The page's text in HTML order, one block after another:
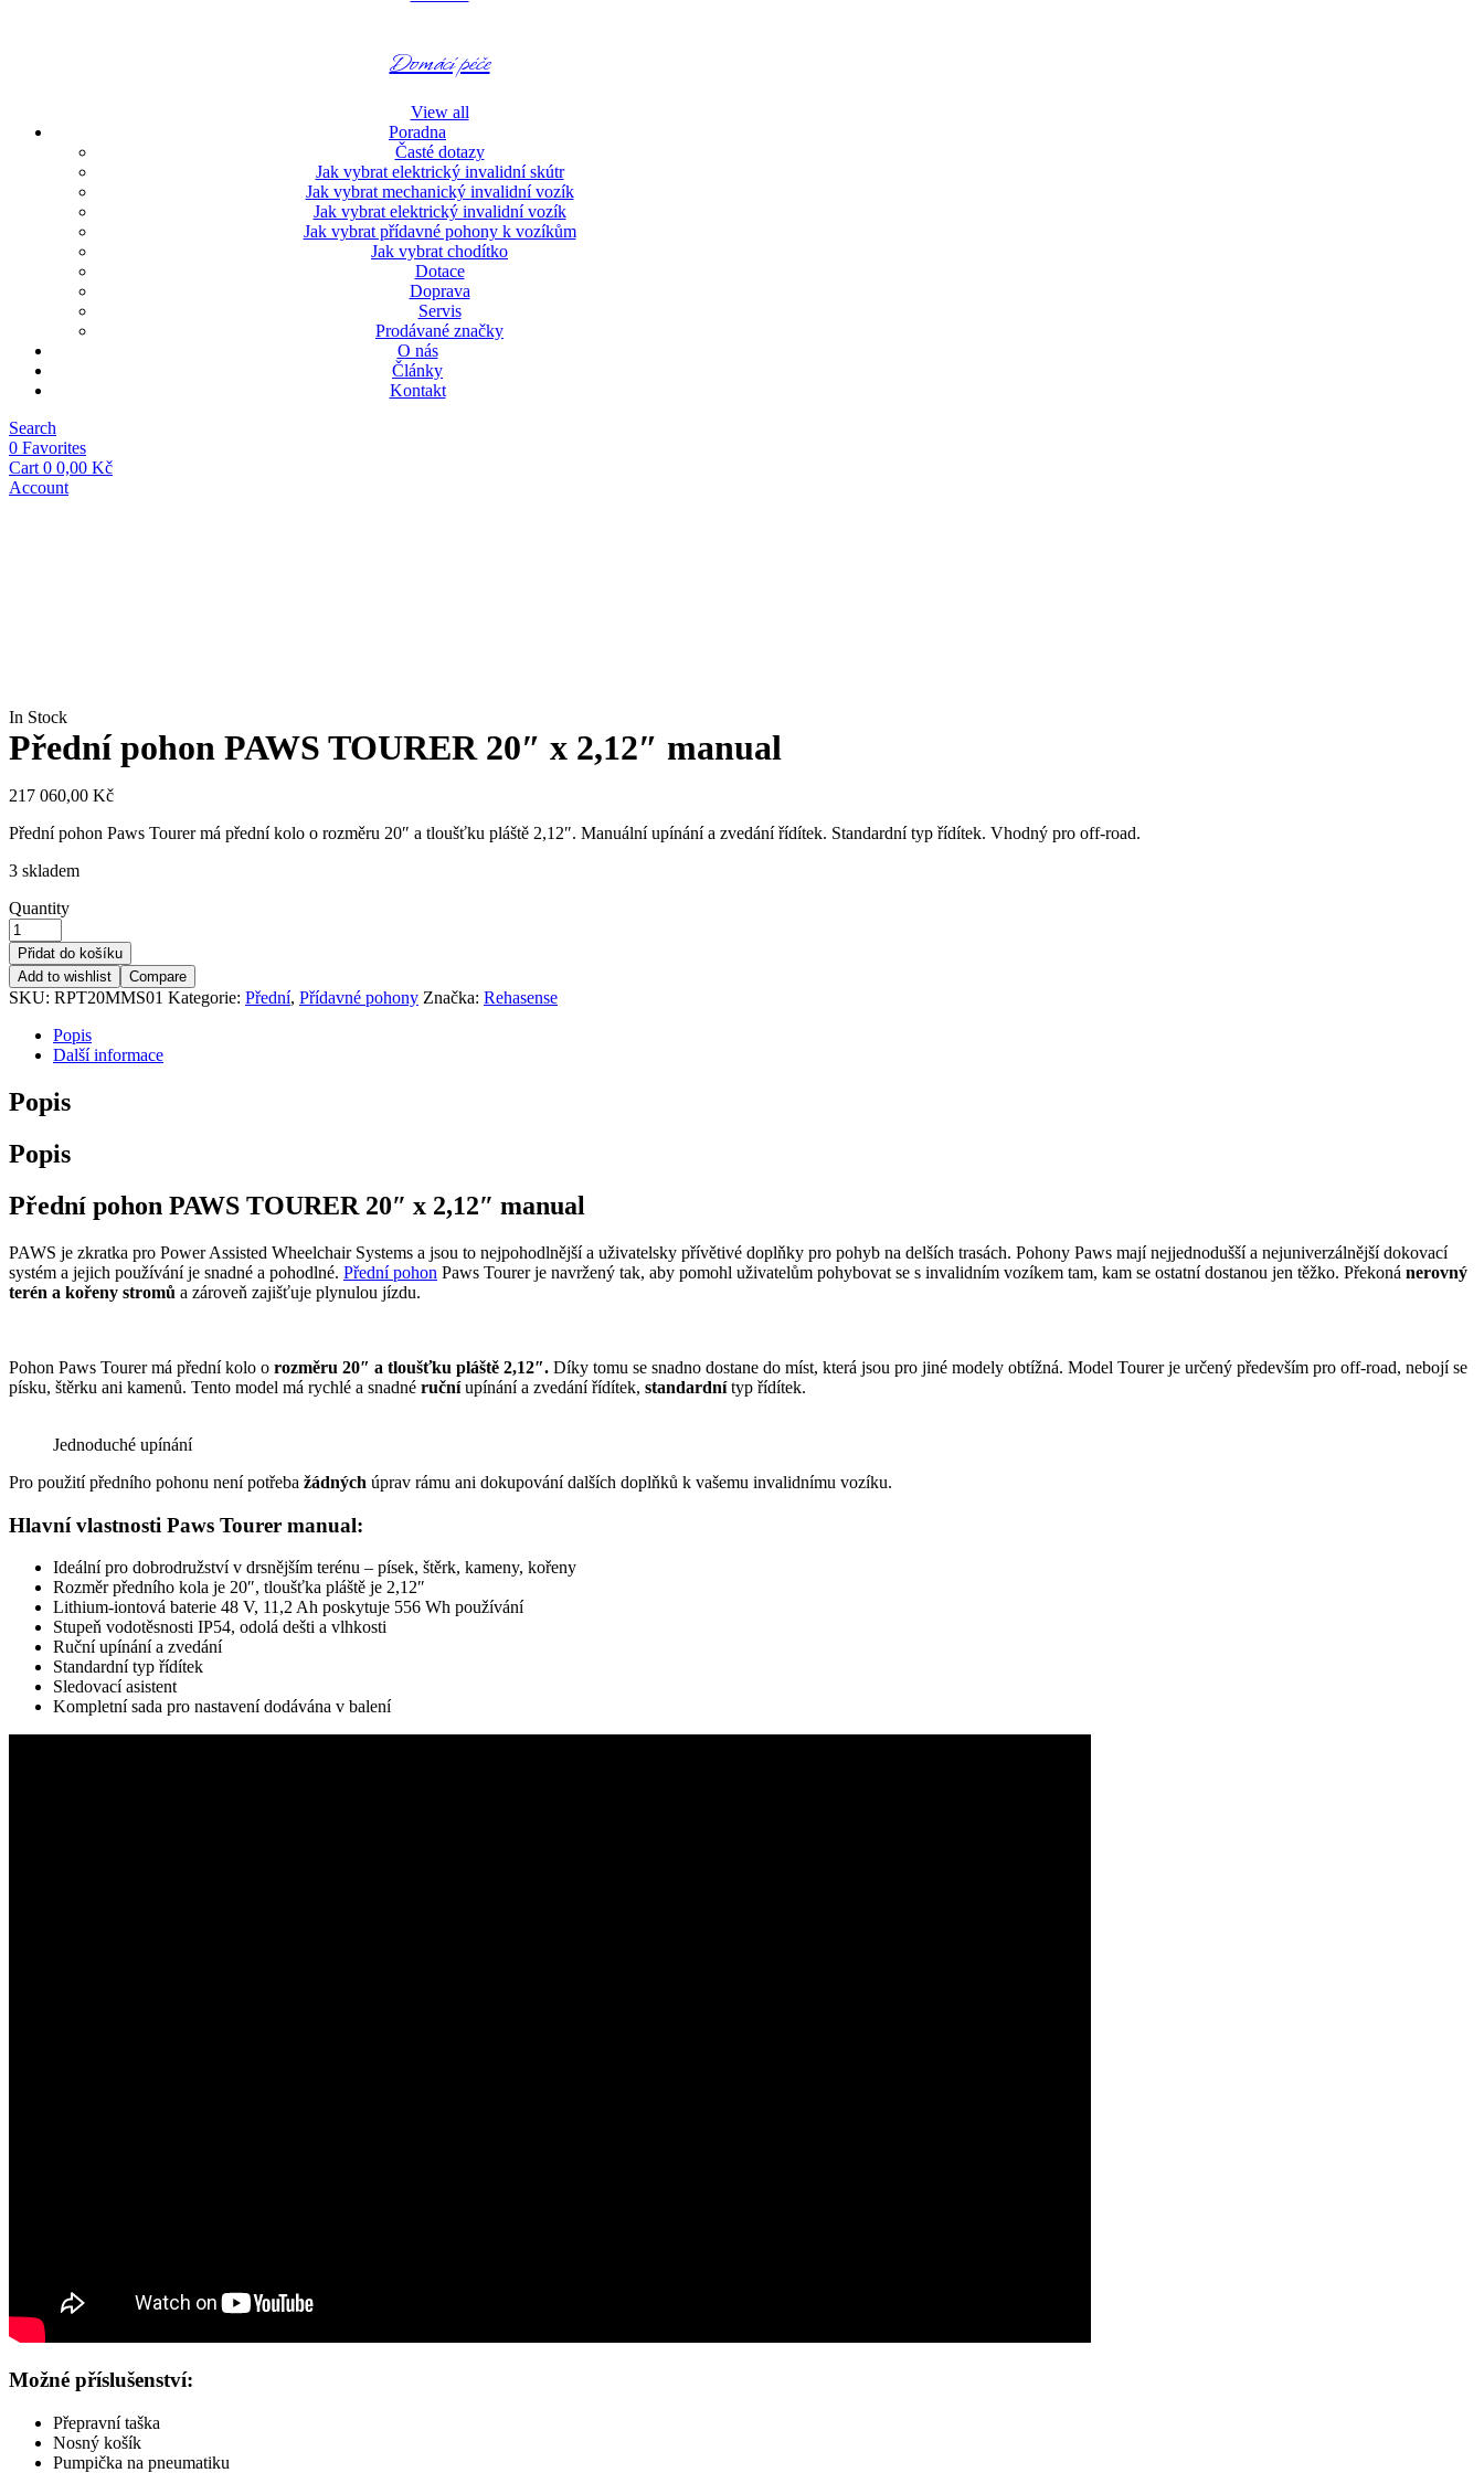
Domácí péče
View all
Poradna
Časté dotazy
Jak vybrat elektrický invalidní skútr
Jak vybrat mechanický invalidní vozík
Jak vybrat elektrický invalidní vozík
Jak vybrat přídavné pohony k vozíkům
Jak vybrat chodítko
Dotace
Doprava
Servis
Prodávané značky
O nás
Články
Kontakt
Menu
Search
0 Favorites
Cart 0 0,00 Kč
Account
Availability:
In Stock
Přední pohon PAWS TOURER 20″ x 2,12″ manual
217 060,00 Kč
Přední pohon Paws Tourer má přední kolo o rozměru 20″ a tloušťku pláště 2,12″. Manuální upínání a zvedání řídítek. Standardní typ řídítek. Vhodný pro off-road.
3 skladem
Quantity
Přidat do košíku
Add to wishlist
Compare
SKU: RPT20MMS01 Kategorie: Přední, Přídavné pohony Značka: Rehasense
Popis
Další informace
Popis
Popis
Přední pohon PAWS TOURER 20″ x 2,12″ manual
PAWS je zkratka pro Power Assisted Wheelchair Systems a jsou to nejpohodlnější a uživatelsky přívětivé doplňky pro pohyb na delších trasách. Pohony Paws mají nejjednodušší a nejuniverzálnější dokovací
systém a jejich používání je snadné a pohodlné. Přední pohon Paws Tourer je navržený tak, aby pomohl uživatelům pohybovat se s invalidním vozíkem tam, kam se ostatní dostanou jen těžko. Překoná nerovný
terén a kořeny stromů a zároveň zajišťuje plynulou jízdu.
Pohon Paws Tourer má přední kolo o rozměru 20″ a tloušťku pláště 2,12″. Díky tomu se snadno dostane do míst, která jsou pro jiné modely obtížná. Model Tourer je určený především pro off-road, nebojí se
písku, štěrku ani kamenů. Tento model má rychlé a snadné ručníupínání a zvedání řídítek, standardnítyp řídítek.
Jednoduché upínání
Pro použití předního pohonu není potřeba žádných úprav rámu ani dokupování dalších doplňků k vašemu invalidnímu vozíku.
Hlavní vlastnosti Paws Tourer manual:
Ideální pro dobrodružství v drsnějším terénu – písek, štěrk, kameny, kořeny
Rozměr předního kola je 20″, tloušťka pláště je 2,12″
Lithium-iontová baterie 48 V, 11,2 Ah poskytuje 556 Wh používání
Stupeň vodotěsnosti IP54, odolá dešti a vlhkosti
Ruční upínání a zvedání
Standardní typ řídítek
Sledovací asistent
Kompletní sada pro nastavení dodávána v balení
Možné příslušenství:
Přepravní taška
Nosný košík
Pumpička na pneumatiku